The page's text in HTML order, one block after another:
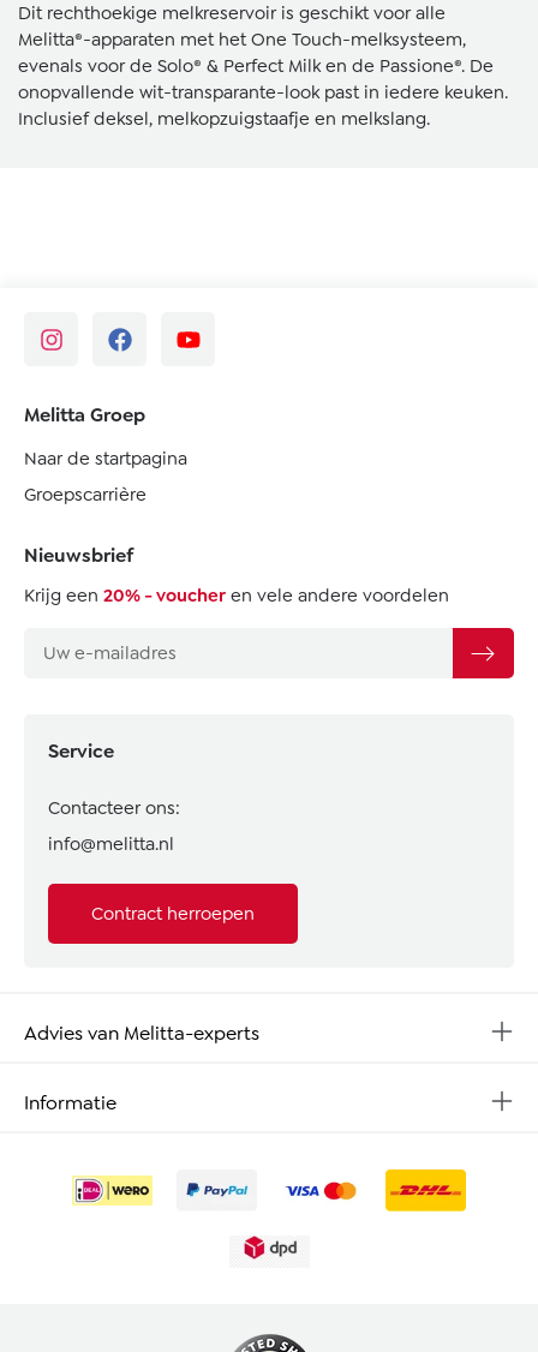
Dit rechthoekige melkreservoir is geschikt voor alle
Melitta®-apparaten met het One Touch-melksysteem,
evenals voor de Solo® & Perfect Milk en de Passione®. De
onopvallende wit-transparante-look past in iedere keuken.
Inclusief deksel, melkopzuigstaafje en melkslang.
Service
Contacteer ons:
info@melitta.nl
Contract herroepen
Advies van Melitta-experts
Informatie
Melitta Groep
Naar de startpagina
Groepscarrière
Nieuwsbrief
Krijg een 20% - voucher en vele andere voordelen